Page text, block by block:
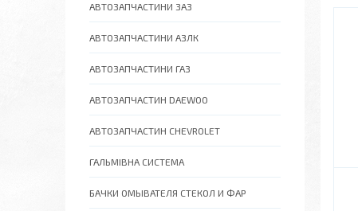
АВТОЗАПЧАСТИНИ ЗАЗ
АВТОЗАПЧАСТИНИ АЗЛК
АВТОЗАПЧАСТИНИ ГАЗ
АВТОЗАПЧАСТИН DAEWOO
АВТОЗАПЧАСТИН CHEVROLET
ГАЛЬМІВНА СИСТЕМА
БАЧКИ ОМЫВАТЕЛЯ СТЕКОЛ И ФАР